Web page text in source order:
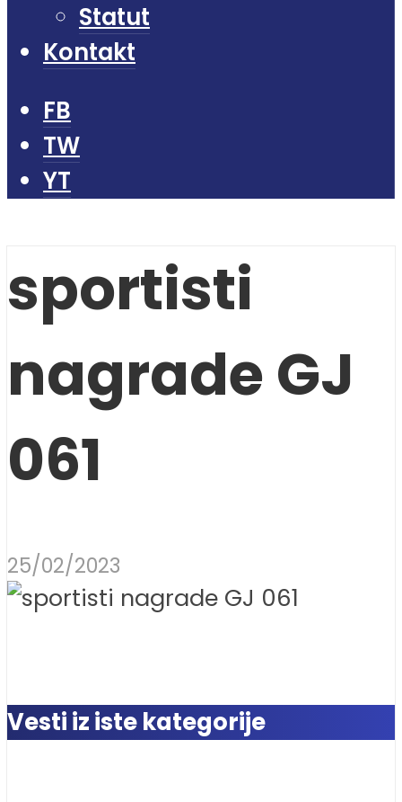
Statut
Kontakt
FB
TW
YT
sportisti
nagrade GJ
061
25/02/2023
Vesti iz iste kategorije